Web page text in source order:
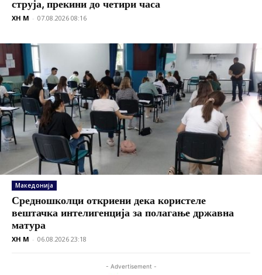
струја, прекини до четири часа
XH M - 07.08.2026 08:16
Македонија
Средношколци откриени дека користеле
вештачка интелигенција за полагање државна
матура
XH M - 06.08.2026 23:18
- Advertisement -